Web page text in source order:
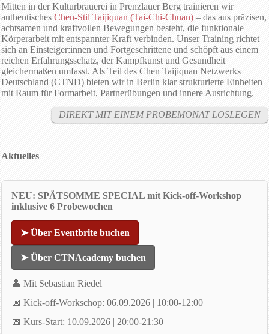
Mitten in der Kulturbrauerei in Prenzlauer Berg trainieren wir
authentisches Chen-Stil Taijiquan (Tai-Chi-Chuan) – das aus präzisen,
achtsamen und kraftvollen Bewegungen besteht, die funktionale
Körperarbeit mit entspannter Kraft verbinden. Unser Training richtet
sich an Einsteiger:innen und Fortgeschrittene und schöpft aus einem
reichen Erfahrungsschatz, der Kampfkunst und Gesundheit
gleichermaßen umfasst. Als Teil des Chen Taijiquan Netzwerks
Deutschland (CTND) bieten wir in Berlin klar strukturierte Einheiten
mit Raum für Formarbeit, Partnerübungen und innere Ausrichtung.
DIREKT MIT EINEM PROBEMONAT LOSLEGEN
Aktuelles
NEU: SPÄTSOMME SPECIAL mit Kick-off-Workshop
inklusive 6 Probewochen
➤ Über Eventbrite buchen
➤ Über CTNAcademy buchen
👤 Mit Sebastian Riedel
📅 Kick-off-Workschop: 06.09.2026 | 10:00-12:00
📅 Kurs-Start: 10.09.2026 | 20:00-21:30